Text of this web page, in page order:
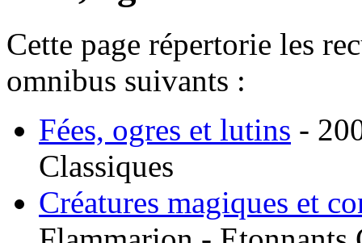
Cette page répertorie les
omnibus suivants :
Fées, ogres et lutins -
Classiques
Créatures magiques et